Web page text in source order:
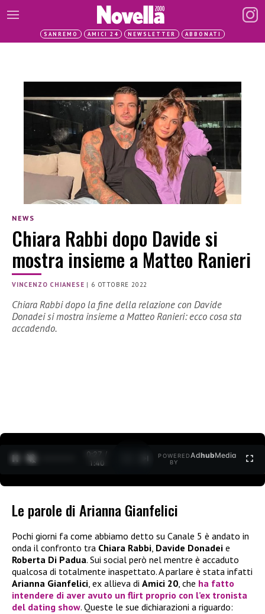
SANREMO AMICI 24 NEWSLETTER ABBONATI
NEWS
Chiara Rabbi dopo Davide si
mostra insieme a Matteo Ranieri
VINCENZO CHIANESE | 6 OTTOBRE 2022
Chiara Rabbi dopo la fine della relazione con Davide
Donadei si mostra insieme a Matteo Ranieri: ecco cosa sta
accadendo.
0:27 /
1:40
POWERED
BY
AdhubMedia
Le parole di Arianna Gianfelici
Pochi giorni fa come abbiamo detto su Canale 5 è andato in
onda il confronto tra Chiara Rabbi, Davide Donadei e
Roberta Di Padua. Sui social però nel mentre è accaduto
qualcosa di totalmente inaspettato. A parlare è stata infatti
Arianna Gianfelici, ex allieva di Amici 20, che ha fatto
intendere di aver avuto un flirt proprio con l’ex tronista
del dating show. Queste le sue dichiarazioni a riguardo: